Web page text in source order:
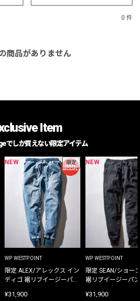
0 件
商品がありません
Item
でしか買えない限定アイテム
NEW 限定
WP WESTPOINT
限定 ALEX/アレックス イン
ディゴ 裾リブイージーパン
¥31,900
NEW
WP WESTPOINT
限定 SEAN/ショー
裾リブイージーパ
¥31,900